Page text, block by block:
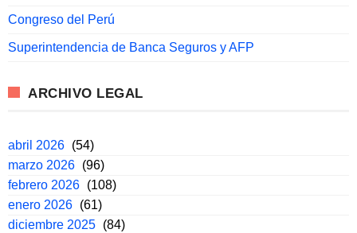
Congreso del Perú
Superintendencia de Banca Seguros y AFP
ARCHIVO LEGAL
abril 2026 (54)
marzo 2026 (96)
febrero 2026 (108)
enero 2026 (61)
diciembre 2025 (84)